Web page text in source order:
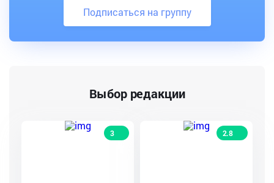
Подписаться на группу
Выбор редакции
3 2.8